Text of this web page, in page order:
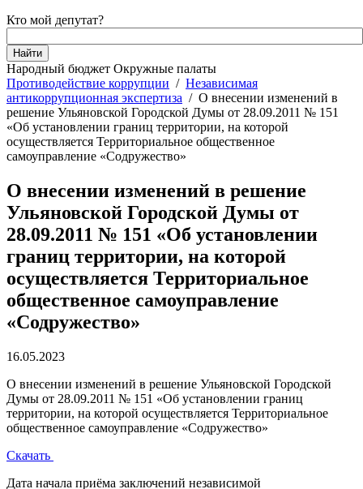
Кто мой депутат?
Народный бюджет Окружные палаты
Противодействие коррупции / Независимая
антикоррупционная экспертиза / О внесении изменений в
решение Ульяновской Городской Думы от 28.09.2011 № 151
«Об установлении границ территории, на которой
осуществляется Территориальное общественное
самоуправление «Содружество»
О внесении изменений в решение
Ульяновской Городской Думы от
28.09.2011 № 151 «Об установлении
границ территории, на которой
осуществляется Территориальное
общественное самоуправление
«Содружество»
16.05.2023
О внесении изменений в решение Ульяновской Городской
Думы от 28.09.2011 № 151 «Об установлении границ
территории, на которой осуществляется Территориальное
общественное самоуправление «Содружество»
Скачать
Дата начала приёма заключений независимой